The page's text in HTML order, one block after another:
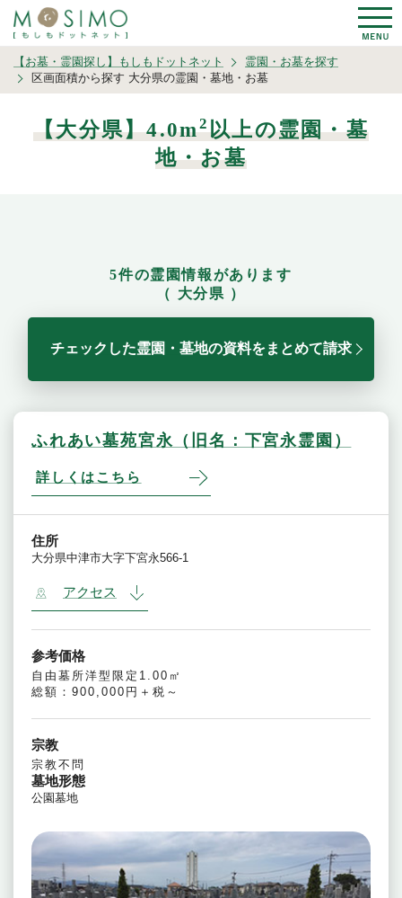
【お墓・霊園探し】もしもドットネット
霊園・お墓を探す
区画面積から探す 大分県の霊園・墓地・お墓
【大分県】4.0m2以上の霊園・墓
地・お墓
5件の霊園情報があります
（ 大分県 ）
チェックした霊園・墓地の資料をまとめて請求
ふれあい墓苑宮永（旧名：下宮永霊園）
詳しくはこちら
住所
大分県中津市大字下宮永566-1
アクセス
参考価格
自由墓所洋型限定1.00㎡
総額：900,000円＋税～
宗教
宗教不問
墓地形態
公園墓地